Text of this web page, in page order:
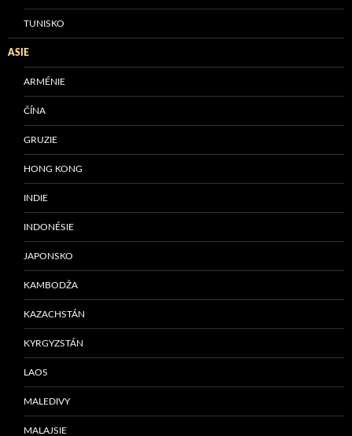
TUNISKO
ASIE
ARMÉNIE
ČÍNA
GRUZIE
HONG KONG
INDIE
INDONÉSIE
JAPONSKO
KAMBODŽA
KAZACHSTÁN
KYRGYZSTÁN
LAOS
MALEDIVY
MALAJSIE